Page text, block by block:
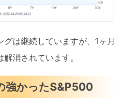
は継続していますが、1ヶ月
消されています。
強かったS&P500